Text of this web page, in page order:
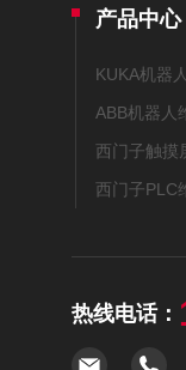
产品中心
KUKA机器
ABB机器人
西门子触摸
西门子PLC
热线电话：